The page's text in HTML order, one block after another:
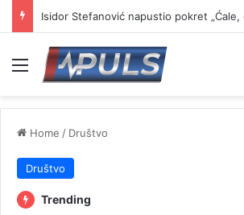
Menu
Home / Društvo
Društvo
Trending